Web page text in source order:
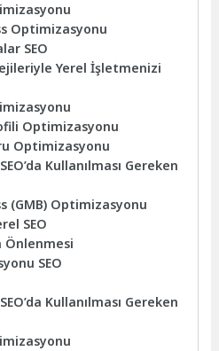
Optimizasyonu
SEO
Yerel İşletmenizi
Optimizasyonu
Optimizasyonu
Kullanılması Gereken
(GMB) Optimizasyonu
SEO
Önlenmesi
SEO
Kullanılması Gereken